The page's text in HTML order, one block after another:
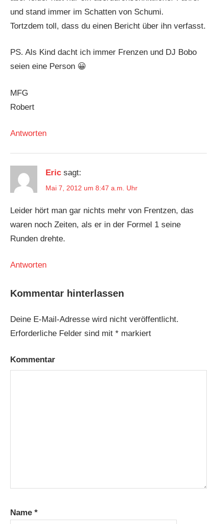
und stand immer im Schatten von Schumi.
Tortzdem toll, dass du einen Bericht über ihn verfasst.
PS. Als Kind dacht ich immer Frenzen und DJ Bobo
seien eine Person 😀
MFG
Robert
Antworten
Eric sagt:
Mai 7, 2012 um 8:47 a.m. Uhr
Leider hört man gar nichts mehr von Frentzen, das
waren noch Zeiten, als er in der Formel 1 seine
Runden drehte.
Antworten
Kommentar hinterlassen
Deine E-Mail-Adresse wird nicht veröffentlicht.
Erforderliche Felder sind mit* markiert
Kommentar
Name*